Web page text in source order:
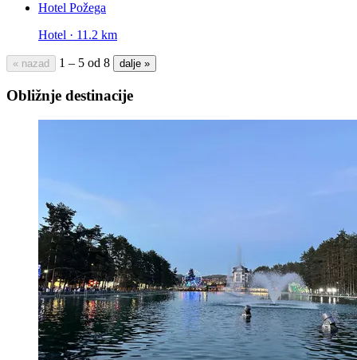
Hotel Požega
Hotel · 11.2 km
« nazad 1 – 5 od 8 dalje »
Obližnje destinacije